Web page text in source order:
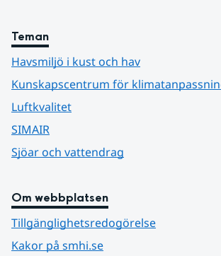
Teman
Havsmiljö i kust och hav
Kunskapscentrum för
Luftkvalitet
SIMAIR
Sjöar och vattendrag
Om webbplatsen
Tillgänglighetsredogörelse
Kakor på smhi.se